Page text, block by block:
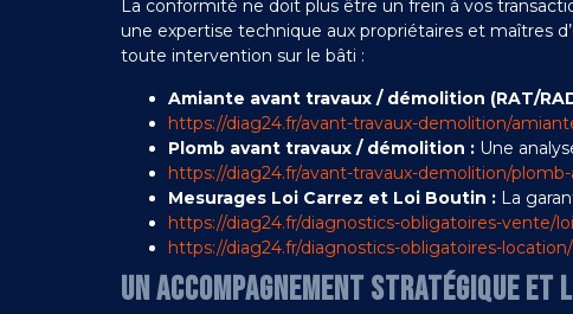
La conformité ne doit plus être un frein à vos
une expertise technique aux propriétaires et maîtres
toute intervention sur le bâti :
Amiante avant travaux / démolition (RAT/
https://diag24.fr/avant-travaux-demolition/
Plomb avant travaux / démolition : Une
https://diag24.fr/avant-travaux-demolition/
Mesurages Loi Carrez et Loi Boutin : La
https://diag24.fr/diagnostics-obligatoires-vente/
https://diag24.fr/diagnostics-obligatoires-
UN ACCOMPAGNEMENT STRATÉGIQUE ET